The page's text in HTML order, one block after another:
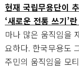
현재 국립무용단이
‘새로운 전통 쓰기’
마나 많은 움직임을
요하다. 한국무용도
주민의 움직임을 모